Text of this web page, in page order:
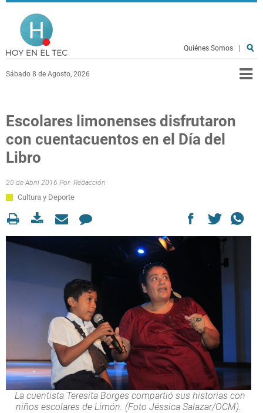
Pasar al contenido principal
Sábado 8 de Agosto, 2026
Quiénes Somos
Escolares limonenses disfrutaron
con cuentacuentos en el Día del
Libro
20 de Abril 2016 Por: Redacción
Cultura y Deporte
La cuentista Teresita Borges compartió sus historias con
niños escolares de Limón. (Foto Jéssica Salazar/OCM).